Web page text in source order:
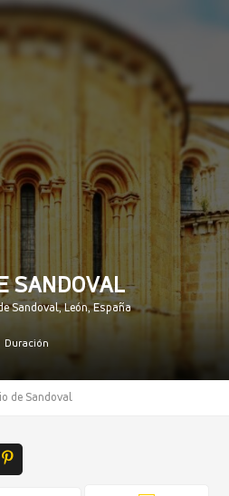
SANDOVAL
Sandoval, León, España
Duración
de Sandoval